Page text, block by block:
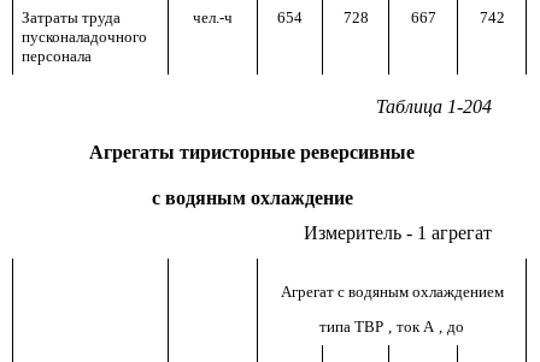
Затраты труда
пусконаладочного
персонала
чел.-ч 654 728 667 742
Таблица 1-204
Агрегаты тиристорные реверсивные
с водяным охлаждение
Измеритель - 1 агрегат
Агрегат с водяным охлаждением
типа ТВР , ток А , до